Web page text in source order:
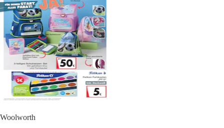
Woolworth